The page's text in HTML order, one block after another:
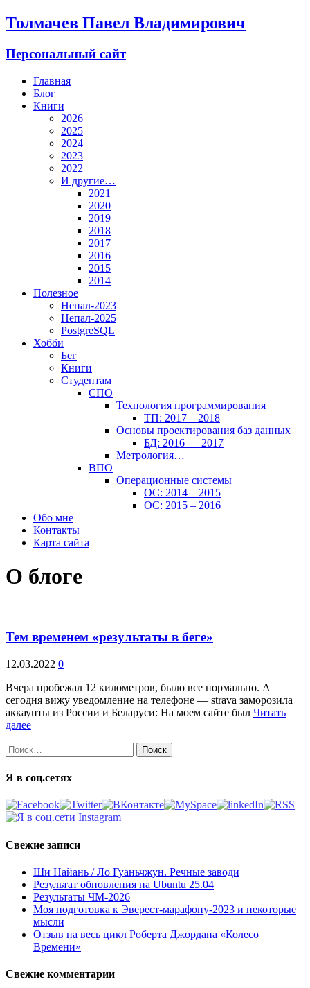
Толмачев Павел Владимирович
Персональный сайт
Главная
Блог
Книги
2026
2025
2024
2023
2022
И другие…
2021
2020
2019
2018
2017
2016
2015
2014
Полезное
Непал-2023
Непал-2025
PostgreSQL
Хобби
Бег
Книги
Студентам
СПО
Технология программирования
ТП: 2017 – 2018
Основы проектирования баз данных
БД: 2016 — 2017
Метрология…
ВПО
Операционные системы
ОС: 2014 – 2015
ОС: 2015 – 2016
Обо мне
Контакты
Карта сайта
О блоге
Тем временем «результаты в беге»
12.03.2022 0
Вчера пробежал 12 километров, было все нормально. А
сегодня вижу уведомление на телефоне — strava заморозила
аккаунты из России и Беларуси: На моем сайте был Читать
далее
Найти:
Я в соц.сетях
Свежие записи
Ши Найань / Ло Гуаньчжун. Речные заводи
Результат обновления на Ubuntu 25.04
Результаты ЧМ-2026
Моя подготовка к Эверест-марафону-2023 и некоторые
мысли
Отзыв на весь цикл Роберта Джордана «Колесо
Времени»
Свежие комментарии